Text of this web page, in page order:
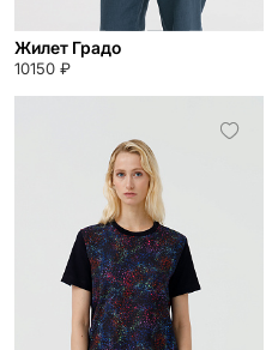
Жилет Градо
10150 ₽